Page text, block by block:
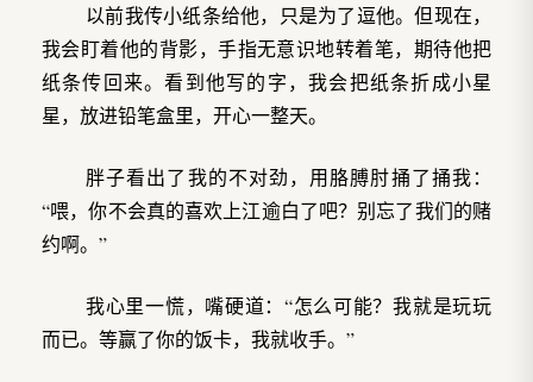
以前我传小纸条给他，只是为了逗他。但现在，
我会盯着他的背影，手指无意识地转着笔，期待他把
纸条传回来。看到他写的字，我会把纸条折成小星
星，放进铅笔盒里，开心一整天。
胖子看出了我的不对劲，用胳膊肘捅了捅我：
“喂，你不会真的喜欢上江逾白了吧？别忘了我们的赌
约啊。”
我心里一慌，嘴硬道：“怎么可能？我就是玩玩
而已。等赢了你的饭卡，我就收手。”